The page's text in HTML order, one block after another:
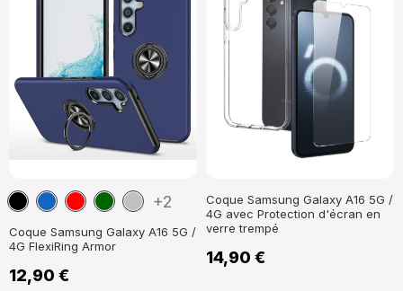
NoirBleuRouge
VertArgent
+2
Coque Samsung Galaxy A16 5G /
4G FlexiRing Armor
12,90 €
Coque Samsung Galaxy A16 5G /
4G avec Protection d'écran en
verre trempé
14,90 €